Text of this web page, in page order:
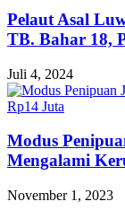
Pelaut Asal
TB. Bahar 18,
Juli 4, 2024
Modus
Mengalami
November 1, 2023